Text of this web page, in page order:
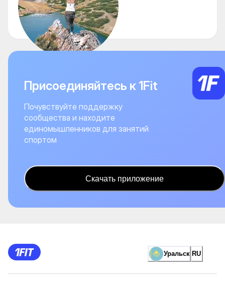
Посмотреть ответы
Присоединяйтесь к 1Fit
Почувствуйте поддержку
сообщества и находите
единомышленников для занятий
спортом
Скачать приложение
Уральск RU